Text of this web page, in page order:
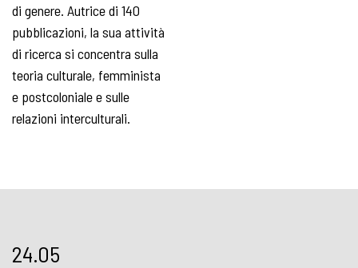
di genere. Autrice di 140
pubblicazioni, la sua attività
di ricerca si concentra sulla
teoria culturale, femminista
e postcoloniale e sulle
relazioni interculturali.
24.05